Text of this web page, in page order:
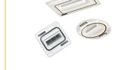
Thông số chi tiết